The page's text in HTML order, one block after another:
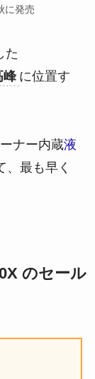
に発売
た
峰 に位置す
ナー内蔵液
、最も早く
のセール